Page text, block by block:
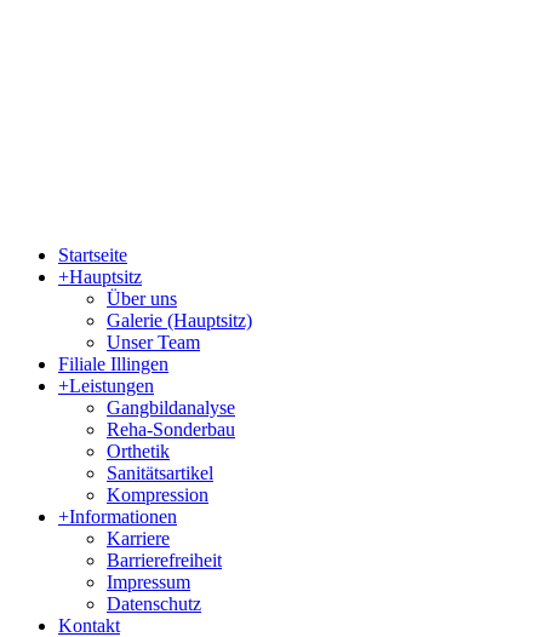
Startseite
+Hauptsitz
Über uns
Galerie (Hauptsitz)
Unser Team
Filiale Illingen
+Leistungen
Gangbildanalyse
Reha-Sonderbau
Orthetik
Sanitätsartikel
Kompression
+Informationen
Karriere
Barrierefreiheit
Impressum
Datenschutz
Kontakt